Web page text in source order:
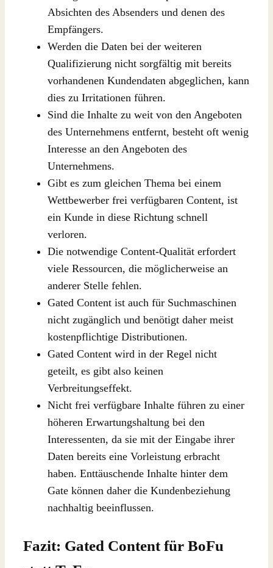
Absichten des Absenders und denen des
Empfängers.
Werden die Daten bei der weiteren
Qualifizierung nicht sorgfältig mit bereits
vorhandenen Kundendaten abgeglichen, kann
dies zu Irritationen führen.
Sind die Inhalte zu weit von den Angeboten
des Unternehmens entfernt, besteht oft wenig
Interesse an den Angeboten des
Unternehmens.
Gibt es zum gleichen Thema bei einem
Wettbewerber frei verfügbaren Content, ist
ein Kunde in diese Richtung schnell
verloren.
Die notwendige Content-Qualität erfordert
viele Ressourcen, die möglicherweise an
anderer Stelle fehlen.
Gated Content ist auch für Suchmaschinen
nicht zugänglich und benötigt daher meist
kostenpflichtige Distributionen.
Gated Content wird in der Regel nicht
geteilt, es gibt also keinen
Verbreitungseffekt.
Nicht frei verfügbare Inhalte führen zu einer
höheren Erwartungshaltung bei den
Interessenten, da sie mit der Eingabe ihrer
Daten bereits eine Vorleistung erbracht
haben. Enttäuschende Inhalte hinter dem
Gate können daher die Kundenbeziehung
nachhaltig beeinflussen.
Fazit: Gated Content für BoFu